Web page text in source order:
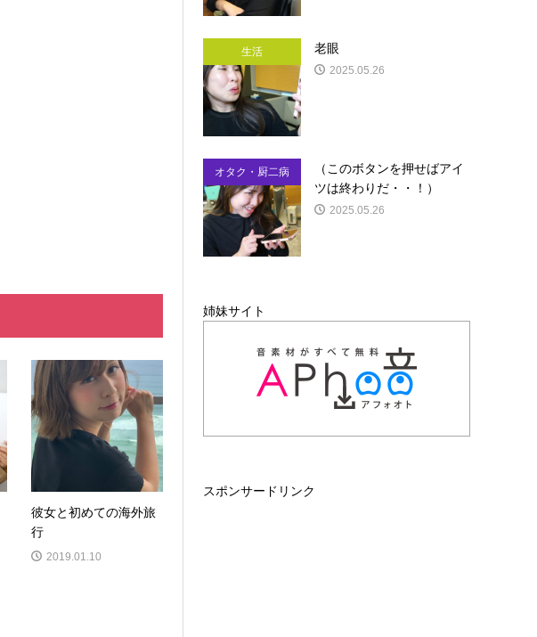
彼女と初めての海外旅
行
2019.01.10
生活 老眼
2025.05.26
オタク・厨二病
（このボタンを押せばアイ
ツは終わりだ・・！）
2025.05.26
姉妹サイト
スポンサードリンク